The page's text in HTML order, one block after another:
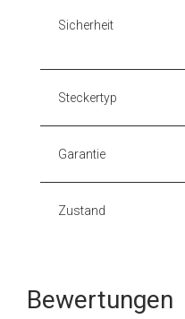
Sicherheit
Steckertyp
Garantie
Zustand
Bewertungen